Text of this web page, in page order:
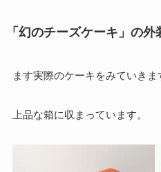
「幻のチーズケーキ」の
ます実際のケーキをみていきま
上品な箱に収まっています。